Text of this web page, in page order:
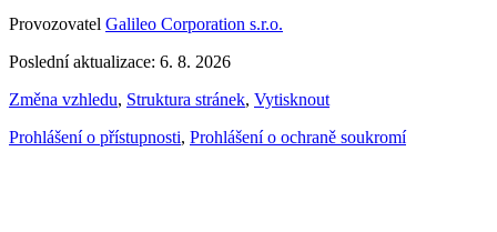
Provozovatel Galileo Corporation s.r.o.
Poslední aktualizace: 6. 8. 2026
Změna vzhledu, Struktura stránek, Vytisknout
Prohlášení o přístupnosti, Prohlášení o ochraně soukromí